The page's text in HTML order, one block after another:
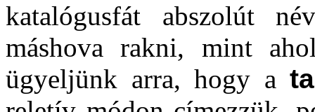
katalógusfát abszolút
máshova rakni, mint
ügyeljünk arra, hogy a